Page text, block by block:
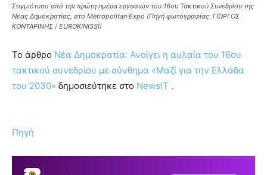
Στιγμιότυπο από την πρώτη ημέρα εργασιών του 16ου Τακτικού Συνεδρίου της
Νέας Δημοκρατίας, στο Metropolitan Expo (Πηγή φωτογραφίας: ΓΙΩΡΓΟΣ
ΚΟΝΤΑΡΙΝΗΣ / EUROKINISSI)
To άρθρο Νέα Δημοκρατία: Ανοίγει η αυλαία του 16ου
τακτικού συνεδρίου με σύνθημα «Μαζί για την Ελλάδα
του 2030» δημοσιεύτηκε στο NewsIT .
Πηγή